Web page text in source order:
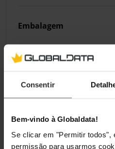
Consentir
Bem-vindo à Globaldata!
Se clicar em "Permitir todos",
permissão para usarmos
Embalagem
Classificações